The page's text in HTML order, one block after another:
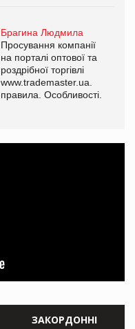
Брагина Людмила
Просування компанії
на порталі оптової та
роздрібної торгівлі
www.trademaster.ua.
правила. Особливості.
ЗАКОРДОННІ